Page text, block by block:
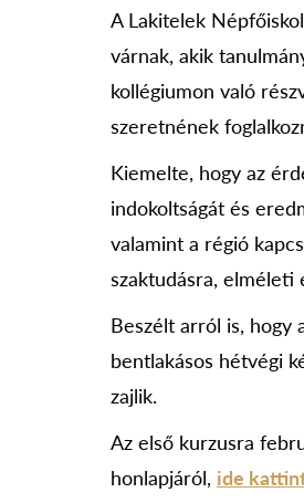
A Lakitelek
várnak, akik
kollégiumon való
szeretnének
Kiemelte, hogy az
indokoltságát és
valamint a régió
szaktudásra,
Beszélt arról is, hogy
bentlakásos hétvégi
zajlik.
Az első kurzusra
honlapjáról, ide